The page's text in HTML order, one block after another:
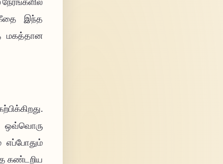
நேரங்களில்
இந்த
மகத்தான
ஒவ்வொரு
எப்போதும்
கண்டறிய